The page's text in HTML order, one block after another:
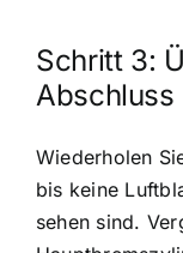
Schritt 3:
Abschluss
Wiederholen
bis keine
sehen sind.